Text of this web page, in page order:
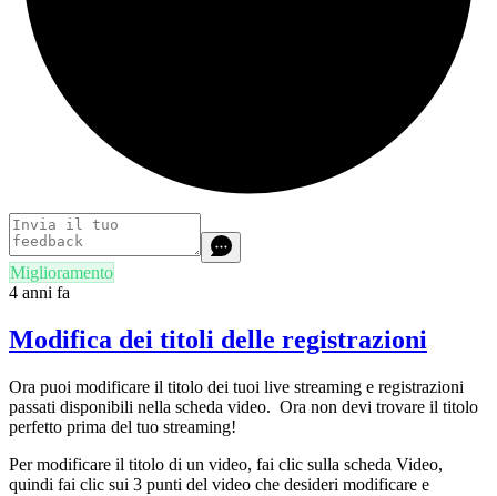
Miglioramento
4 anni fa
Modifica dei titoli delle registrazioni
Ora puoi modificare il titolo dei tuoi live streaming e registrazioni
passati disponibili nella scheda video. Ora non devi trovare il titolo
perfetto prima del tuo streaming!
Per modificare il titolo di un video, fai clic sulla scheda Video,
quindi fai clic sui 3 punti del video che desideri modificare e